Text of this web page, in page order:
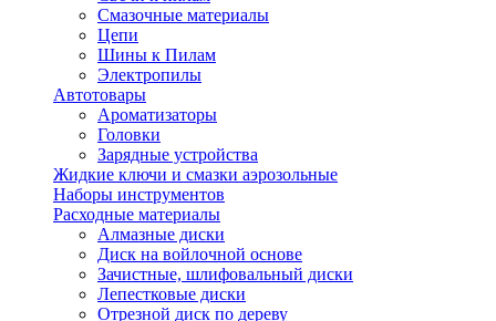
Смазочные материалы
Цепи
Шины к Пилам
Электропилы
Автотовары
Ароматизаторы
Головки
Зарядные устройства
Жидкие ключи и смазки аэрозольные
Наборы инструментов
Расходные материалы
Алмазные диски
Диск на войлочной основе
Зачистные, шлифовальный диски
Лепестковые диски
Отрезной диск по дереву